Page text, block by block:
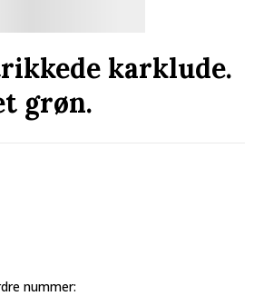
karklude.
grøn.
nummer: